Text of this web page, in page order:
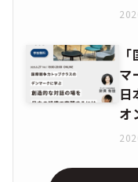
マ
日
オ